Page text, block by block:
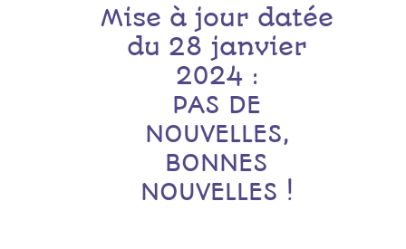
Mise à jour datée
du 28 janvier
2024 :
PAS DE
NOUVELLES,
BONNES
NOUVELLES !